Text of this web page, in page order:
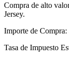
Compra de alto
Jersey.
Importe de Compra:
Tasa de Impuesto